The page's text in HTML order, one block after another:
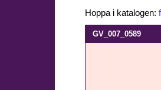
Hoppa i katalogen:
GV_007_0589